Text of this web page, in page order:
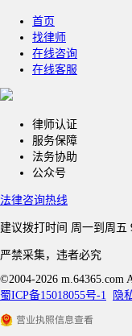
首页
找律师
在线咨询
在线客服
律师认证
服务保障
法务协助
公众号
法律咨询热线
建议拨打时间 周一到周五
严禁采集，违者必究
©2004-2026 m.64365.com
蜀ICP备15018055号-1
隐